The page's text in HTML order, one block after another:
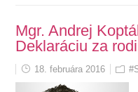
Mgr. Andrej
Deklaráciu za
18. februára 2016